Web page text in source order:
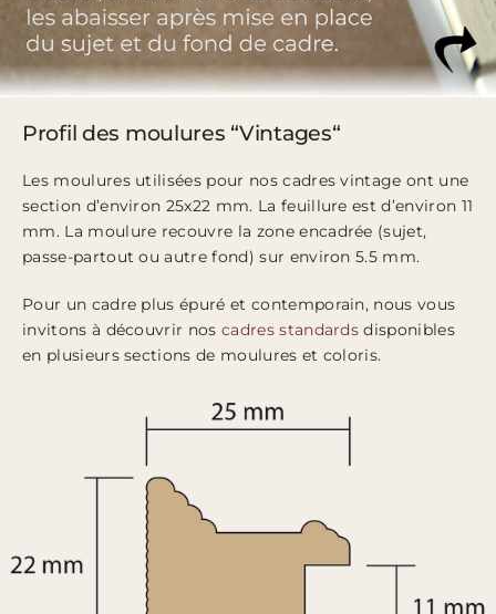
Profil des moulures “Vintages“
Les moulures utilisées pour nos cadres vintage ont une
section d’environ 25x22 mm. La feuillure est d’environ 11
mm. La moulure recouvre la zone encadrée (sujet,
passe-partout ou autre fond) sur environ 5.5 mm.
Pour un cadre plus épuré et contemporain, nous vous
invitons à découvrir noscadres standards disponibles
en plusieurs sections de moulures et coloris.